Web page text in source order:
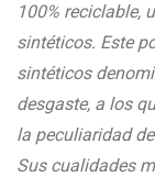
100% reciclable,
sintéticos. Este
sintéticos
desgaste, a los
la peculiaridad
Sus cualidades